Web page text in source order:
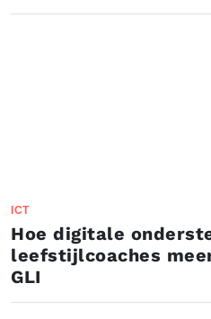
ICT
Hoe digitale
leefstijlcoaches
GLI